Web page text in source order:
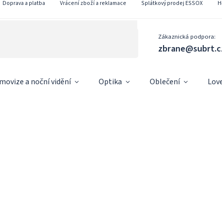
Doprava a platba Vrácení zboží a reklamace Splátkový prodej ESSOX
Zákaznická podpora:
a noční vidění Optika Oblečení